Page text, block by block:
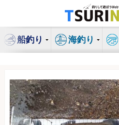
ン
船釣り 海釣り